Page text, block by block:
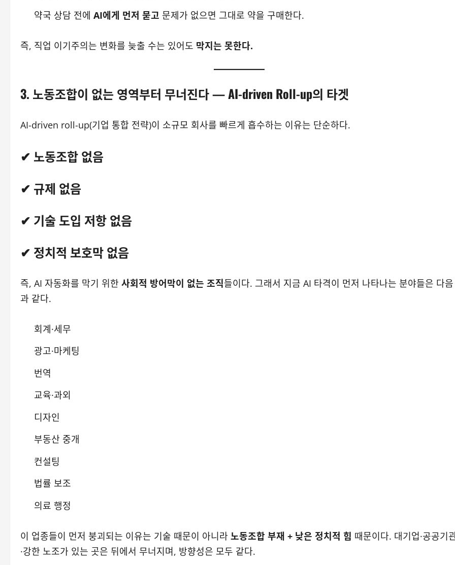
약국 상담 전에 AI에게 먼저 묻고 문제가 없으면 그대로 약을 구매한다.
즉, 직업 이기주의는 변화를 늦출 수는 있어도 막지는 못한다.
3. 노동조합이 없는 영역부터 무너진다 — AI-driven Roll-up의 타겟
AI-driven roll-up(기업 통합 전략)이 소규모 회사를 빠르게 흡수하는 이유는 단순하다.
✔ 노동조합 없음
✔ 규제 없음
✔ 기술 도입 저항 없음
✔ 정치적 보호막 없음
즉, AI 자동화를 막기 위한 사회적 방어막이 없는 조직들이다. 그래서 지금 AI 타격이 먼저 나타나는 분야들은 다음
과 같다.
회계·세무
광고·마케팅
번역
교육·과외
디자인
부동산 중개
컨설팅
법률 보조
의료 행정
이 업종들이 먼저 붕괴되는 이유는 기술 때문이 아니라 노동조합 부재 + 낮은 정치적 힘 때문이다. 대기업·공공기
·강한 노조가 있는 곳은 뒤에서 무너지며, 방향성은 모두 같다.